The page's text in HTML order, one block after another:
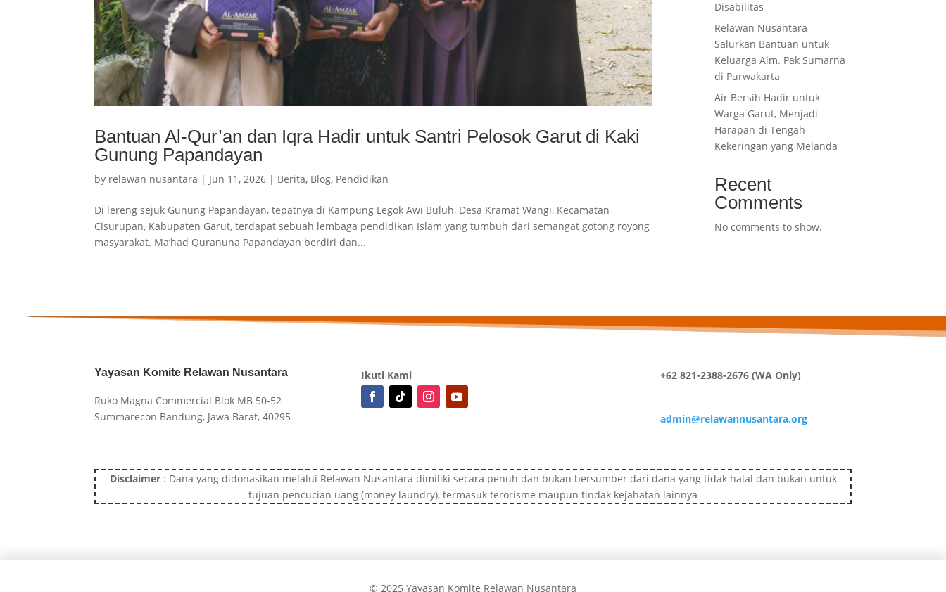
Bantuan Al-Qur’an dan Iqra Hadir untuk Santri Pelosok Garut di Kaki
Gunung Papandayan
by relawan nusantara | Jun 11, 2026 | Berita, Blog, Pendidikan
Di lereng sejuk Gunung Papandayan, tepatnya di Kampung Legok Awi Buluh, Desa Kramat Wangi, Kecamatan
Cisurupan, Kabupaten Garut, terdapat sebuah lembaga pendidikan Islam yang tumbuh dari semangat gotong royong
masyarakat. Ma’had Quranuna Papandayan berdiri dan...
Disabilitas
Relawan Nusantara
Salurkan Bantuan untuk
Keluarga Alm. Pak Sumarna
di Purwakarta
Air Bersih Hadir untuk
Warga Garut, Menjadi
Harapan di Tengah
Kekeringan yang Melanda
Recent
Comments
No comments to show.
Yayasan Komite Relawan Nusantara
Ruko Magna Commercial Blok MB 50-52
Summarecon Bandung, Jawa Barat, 40295
Ikuti Kami +62 821-2388-2676 (WA Only)
admin@relawannusantara.org
Disclaimer: Dana yang didonasikan melalui Relawan Nusantara dimiliki secara penuh dan bukan bersumber dari dana yang tidak halal dan bukan untuk
tujuan pencucian uang (money laundry), termasuk terorisme maupun tindak kejahatan lainnya
© 2025 Yayasan Komite Relawan Nusantara